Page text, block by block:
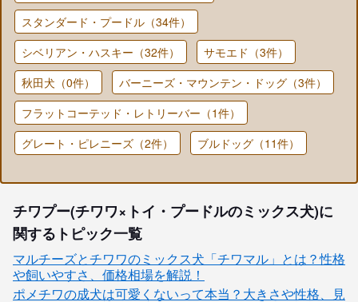
スタンダード・プードル（34件）
シベリアン・ハスキー（32件）
サモエド（3件）
秋田犬（0件）
バーニーズ・マウンテン・ドッグ（3件）
フラットコーテッド・レトリーバー（1件）
グレート・ピレニーズ（2件）
ブルドッグ（11件）
チワプー(チワワ×トイ・プードルのミックス犬)に
関するトピック一覧
マルチーズとチワワのミックス犬「チワマル」とは？性格
や飼いやすさ、価格相場を解説！
ポメチワの成犬は可愛くないって本当？大きさや性格、見